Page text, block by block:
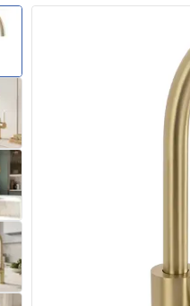
Tuš vrata
Tuš Kanalice
WC školjke
Umivaonici
Kade i paravani